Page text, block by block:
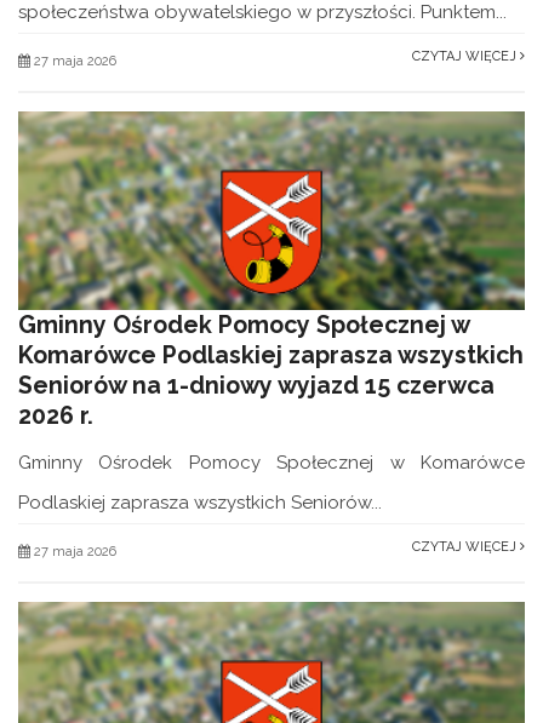
społeczeństwa obywatelskiego w przyszłości. Punktem...
27 maja 2026 CZYTAJ WIĘCEJ
Gminny Ośrodek Pomocy Społecznej w
Komarówce Podlaskiej zaprasza wszystkich
Seniorów na 1-dniowy wyjazd 15 czerwca
2026 r.
Gminny Ośrodek Pomocy Społecznej w Komarówce
Podlaskiej zaprasza wszystkich Seniorów...
27 maja 2026 CZYTAJ WIĘCEJ